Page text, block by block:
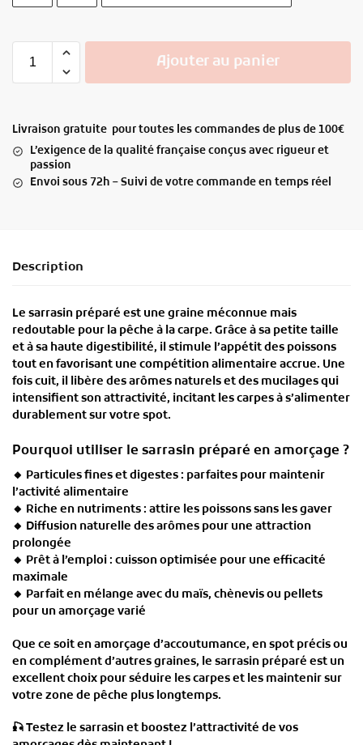
Ajouter au panier
Livraison gratuite pour toutes les commandes de plus de 100€
L’exigence de la qualité française conçus avec rigueur et
passion
Envoi sous 72h – Suivi de votre commande en temps réel
Description
Le sarrasin préparé est une graine méconnue mais
redoutable pour la pêche à la carpe. Grâce à sa petite taille
et à sa haute digestibilité, il stimule l’appétit des poissons
tout en favorisant une compétition alimentaire accrue. Une
fois cuit, il libère des arômes naturels et des mucilages qui
intensifient son attractivité, incitant les carpes à s’alimenter
durablement sur votre spot.
Pourquoi utiliser le sarrasin préparé en amorçage ?
🔸 Particules fines et digestes : parfaites pour maintenir
l’activité alimentaire
🔸 Riche en nutriments : attire les poissons sans les gaver
🔸 Diffusion naturelle des arômes pour une attraction
prolongée
🔸 Prêt à l’emploi : cuisson optimisée pour une efficacité
maximale
🔸 Parfait en mélange avec du maïs, chènevis ou pellets
pour un amorçage varié
Que ce soit enamorçage d’accoutumance, enspot précisou
en complément d’autres graines, le sarrasin préparé est un
excellent choix pour séduire les carpes et les maintenir sur
votre zone de pêche plus longtemps.
🎣Testez le sarrasin et boostez l’attractivité de vos